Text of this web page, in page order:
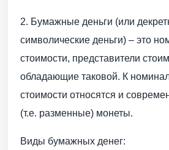
2. Бумажные деньги (или
символические деньги) – это
стоимости, представители
обладающие таковой. К
стоимости относятся и
(т.е. разменные) монеты.
Виды бумажных денег: